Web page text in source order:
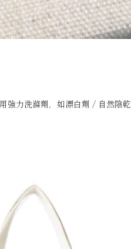
強力洗滌劑，如漂白劑 / 自然陰乾